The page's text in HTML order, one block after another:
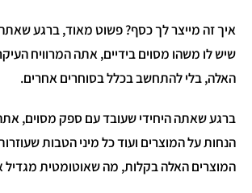
איך זה מייצר לך כסף? פשוט מאוד, ברגע
שיש לו משהו מסוים בידיים, אתה המרוויח
האלה, בלי להתחשב בכלל בסוחרים אחרים.
ברגע שאתה היחידי שעובד עם ספק מסוים,
הנחות על המוצרים ועוד כל מיני הטבות
המוצרים האלה בקלות, מה שאוטומטית מגדיל